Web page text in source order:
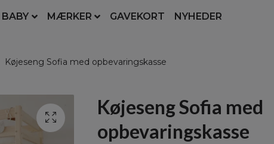
BABY MÆRKER GAVEKORT NYHEDER
Køjeseng Sofia med opbevaringskasse
Køjeseng Sofia med
opbevaringskasse